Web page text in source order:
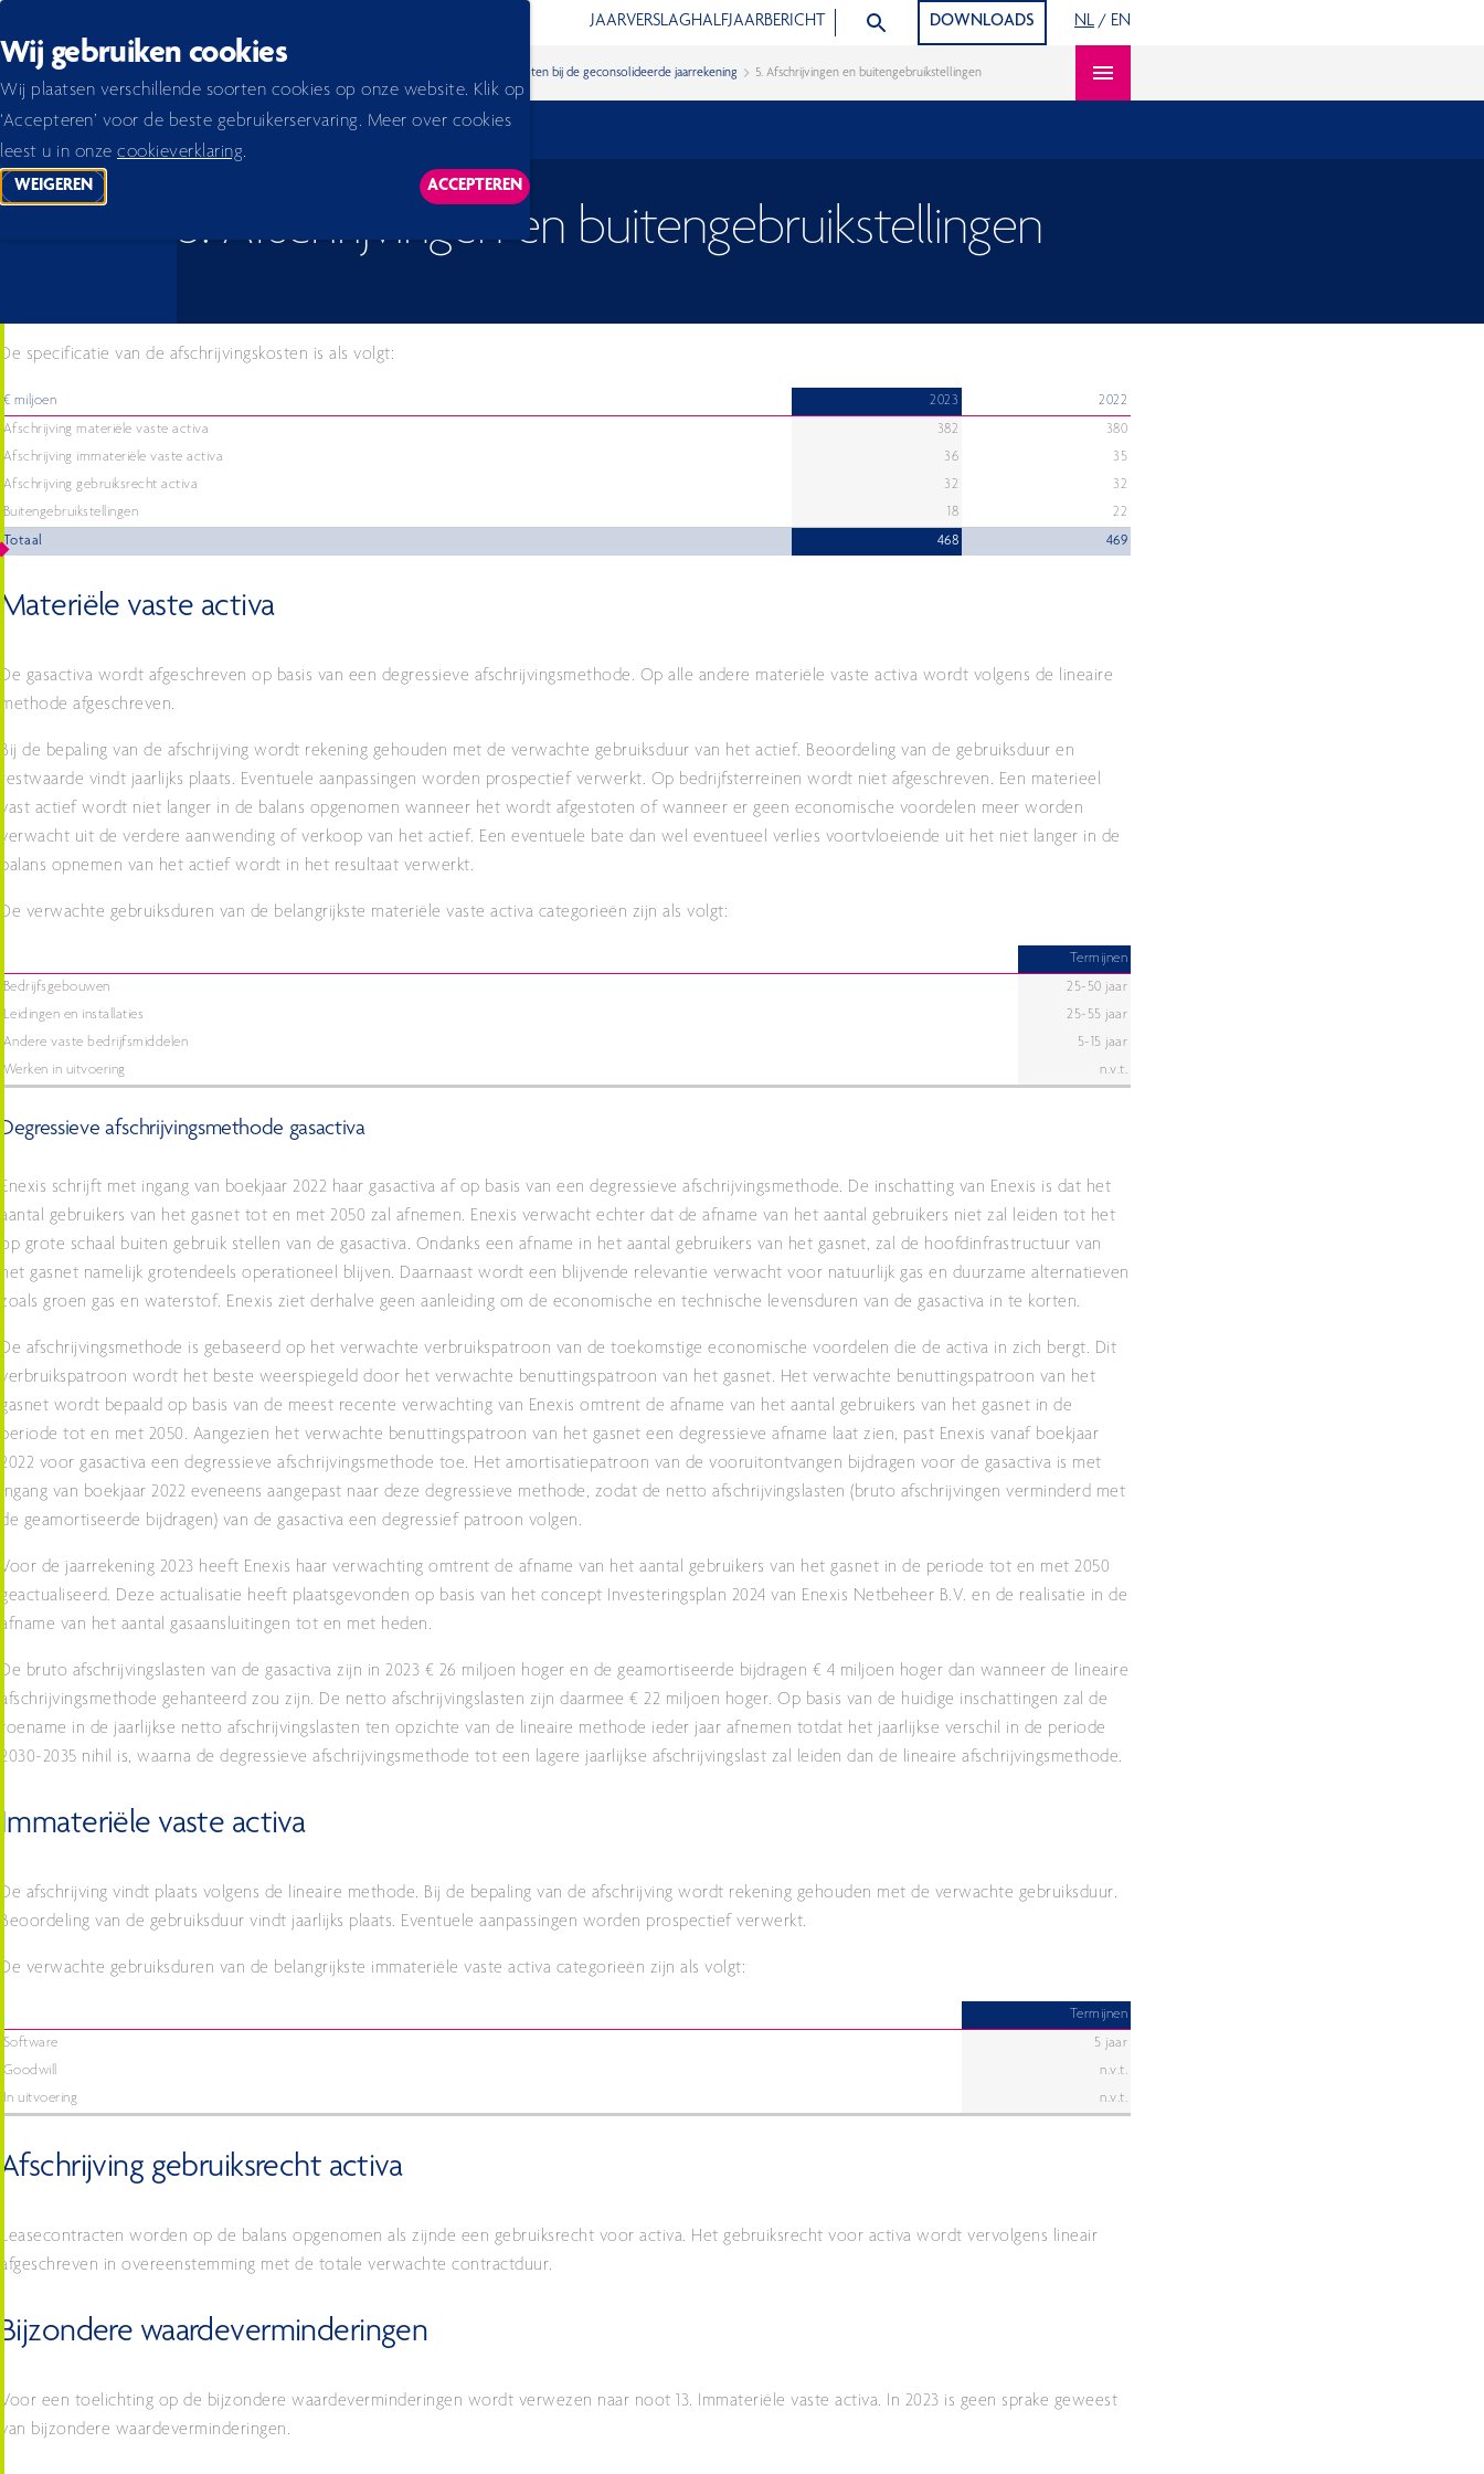
Wij gebruiken cookies
Wij plaatsen verschillende soorten cookies op onze website. Klik op
‘Accepteren’ voor de beste gebruikerservaring. Meer over cookies
leest u in onze cookieverklaring.
WEIGEREN
TRACKING SCRIPTS
ACCEPTEREN
TRACKING SCRIPTS, THIS WILL RELOAD THE PAGE.
JAARVERSLAGHALFJAARBERICHT ZOEK ARTIKELENDOWNLOADS NL / EN
Home 2026 Noten bij de geconsolideerde jaarrekening 5. Afschrijvingen en buitengebruikstellingen
Open content navigation
5. Afschrijvingen en buitengebruikstellingen
De specificatie van de afschrijvingskosten is als volgt:
€ miljoen 2023
2022
Afschrijving materiële vaste activa
382
380
Afschrijving immateriële vaste activa
36
35
Afschrijving gebruiksrecht activa
32
32
Buitengebruikstellingen
18
22
Totaal
468 469
Materiële vaste activa
De gasactiva wordt afgeschreven op basis van een degressieve afschrijvingsmethode. Op alle andere materiële vaste activa wordt volgens de lineaire
methode afgeschreven.
Bij de bepaling van de afschrijving wordt rekening gehouden met de verwachte gebruiksduur van het actief. Beoordeling van de gebruiksduur en
restwaarde vindt jaarlijks plaats. Eventuele aanpassingen worden prospectief verwerkt. Op bedrijfsterreinen wordt niet afgeschreven. Een materieel
vast actief wordt niet langer in de balans opgenomen wanneer het wordt afgestoten of wanneer er geen economische voordelen meer worden
verwacht uit de verdere aanwending of verkoop van het actief. Een eventuele bate dan wel eventueel verlies voortvloeiende uit het niet langer in de
balans opnemen van het actief wordt in het resultaat verwerkt.
De verwachte gebruiksduren van de belangrijkste materiële vaste activa categorieën zijn als volgt:
Termijnen
Bedrijfsgebouwen
25-50 jaar
Leidingen en installaties
25-55 jaar
Andere vaste bedrijfsmiddelen
5-15 jaar
Werken in uitvoering
n.v.t.
Degressieve afschrijvingsmethode gasactiva
Enexis schrijft met ingang van boekjaar 2022 haar gasactiva af op basis van een degressieve afschrijvingsmethode. De inschatting van Enexis is dat het
aantal gebruikers van het gasnet tot en met 2050 zal afnemen. Enexis verwacht echter dat de afname van het aantal gebruikers niet zal leiden tot het
op grote schaal buiten gebruik stellen van de gasactiva. Ondanks een afname in het aantal gebruikers van het gasnet, zal de hoofdinfrastructuur van
het gasnet namelijk grotendeels operationeel blijven. Daarnaast wordt een blijvende relevantie verwacht voor natuurlijk gas en duurzame alternatieven
zoals groen gas en waterstof. Enexis ziet derhalve geen aanleiding om de economische en technische levensduren van de gasactiva in te korten.
De afschrijvingsmethode is gebaseerd op het verwachte verbruikspatroon van de toekomstige economische voordelen die de activa in zich bergt. Dit
verbruikspatroon wordt het beste weerspiegeld door het verwachte benuttingspatroon van het gasnet. Het verwachte benuttingspatroon van het
gasnet wordt bepaald op basis van de meest recente verwachting van Enexis omtrent de afname van het aantal gebruikers van het gasnet in de
periode tot en met 2050. Aangezien het verwachte benuttingspatroon van het gasnet een degressieve afname laat zien, past Enexis vanaf boekjaar
2022 voor gasactiva een degressieve afschrijvingsmethode toe. Het amortisatiepatroon van de vooruitontvangen bijdragen voor de gasactiva is met
ingang van boekjaar 2022 eveneens aangepast naar deze degressieve methode, zodat de netto afschrijvingslasten (bruto afschrijvingen verminderd met
de geamortiseerde bijdragen) van de gasactiva een degressief patroon volgen.
Voor de jaarrekening 2023 heeft Enexis haar verwachting omtrent de afname van het aantal gebruikers van het gasnet in de periode tot en met 2050
geactualiseerd. Deze actualisatie heeft plaatsgevonden op basis van het concept Investeringsplan 2024 van Enexis Netbeheer B.V. en de realisatie in de
afname van het aantal gasaansluitingen tot en met heden.
De bruto afschrijvingslasten van de gasactiva zijn in 2023 € 26 miljoen hoger en de geamortiseerde bijdragen € 4 miljoen hoger dan wanneer de lineaire
afschrijvingsmethode gehanteerd zou zijn. De netto afschrijvingslasten zijn daarmee € 22 miljoen hoger. Op basis van de huidige inschattingen zal de
toename in de jaarlijkse netto afschrijvingslasten ten opzichte van de lineaire methode ieder jaar afnemen totdat het jaarlijkse verschil in de periode
2030-2035 nihil is, waarna de degressieve afschrijvingsmethode tot een lagere jaarlijkse afschrijvingslast zal leiden dan de lineaire afschrijvingsmethode.
Immateriële vaste activa
De afschrijving vindt plaats volgens de lineaire methode. Bij de bepaling van de afschrijving wordt rekening gehouden met de verwachte gebruiksduur.
Beoordeling van de gebruiksduur vindt jaarlijks plaats. Eventuele aanpassingen worden prospectief verwerkt.
De verwachte gebruiksduren van de belangrijkste immateriële vaste activa categorieën zijn als volgt:
Termijnen
Software
5 jaar
Goodwill
n.v.t.
In uitvoering
n.v.t.
Afschrijving gebruiksrecht activa
Leasecontracten worden op de balans opgenomen als zijnde een gebruiksrecht voor activa. Het gebruiksrecht voor activa wordt vervolgens lineair
afgeschreven in overeenstemming met de totale verwachte contractduur.
Bijzondere waardeverminderingen
Voor een toelichting op de bijzondere waardeverminderingen wordt verwezen naar noot 13. Immateriële vaste activa. In 2023 is geen sprake geweest
van bijzondere waardeverminderingen.